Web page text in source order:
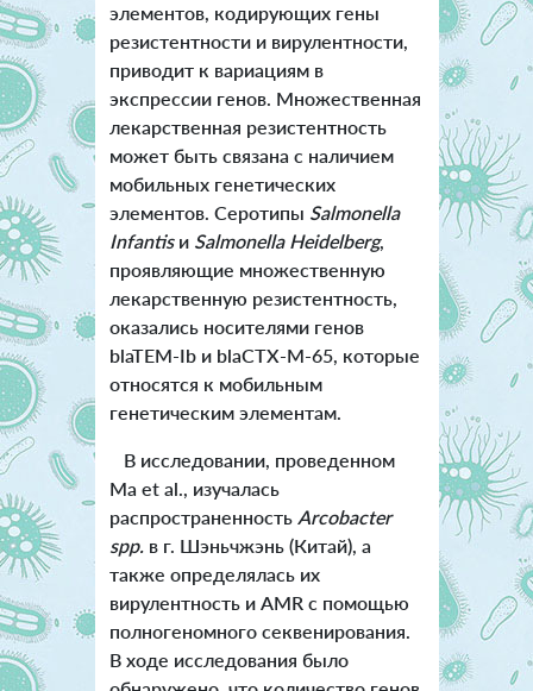
элементов, кодирующих гены
резистентности и вирулентности,
приводит к вариациям в
экспрессии генов. Множественная
лекарственная резистентность
может быть связана с наличием
мобильных генетических
элементов. Серотипы Salmonella
Infantisи Salmonella Heidelberg,
проявляющие множественную
лекарственную резистентность,
оказались носителями генов
blaTEM-Ib и blaCTX-M-65, которые
относятся к мобильным
генетическим элементам.
В исследовании, проведенном
Ma et al., изучалась
распространенность Arcobacter
spp.в г. Шэньчжэнь (Китай), а
также определялась их
вирулентность и AMR с помощью
полногеномного секвенирования.
В ходе исследования было